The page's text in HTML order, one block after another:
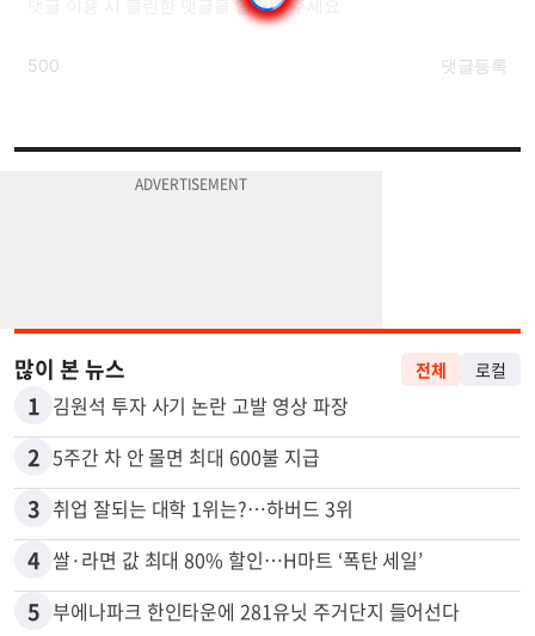
1 김원석 투자 사기 논란 고발 영상 파장
2 5주간 차 안 몰면 최대 600불 지급
3 취업 잘되는 대학 1위는?…하버드 3위
4 쌀·라면 값 최대 80% 할인…H마트 ‘폭탄 세일’